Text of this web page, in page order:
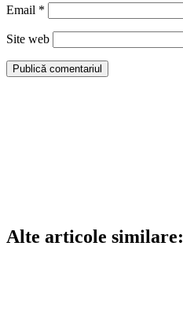
Email *
Site web
Alte articole similare: